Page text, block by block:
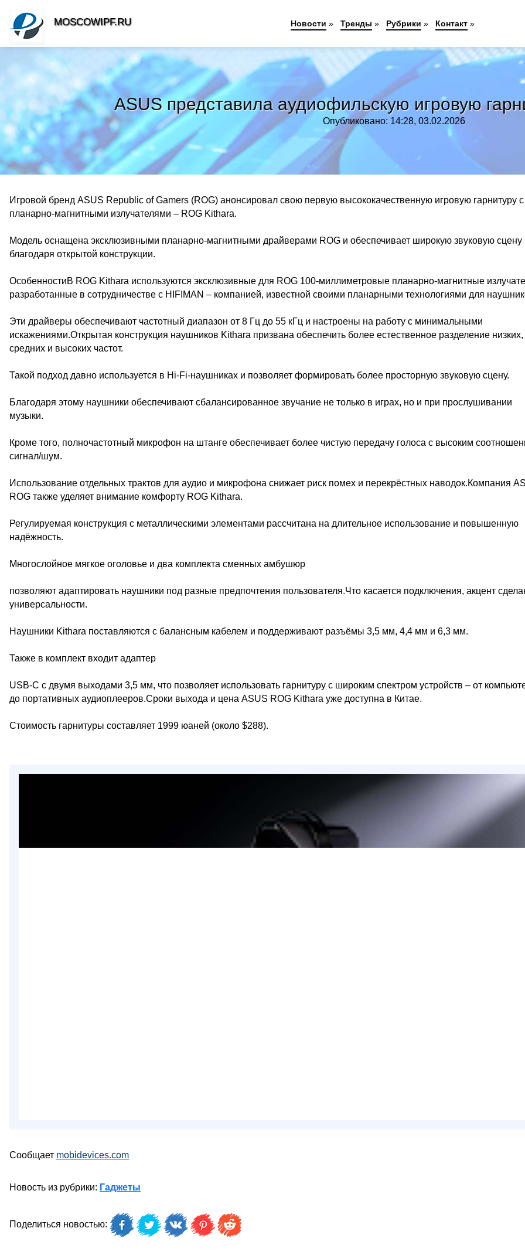
ASUS представила аудиофильскую игровую
Опубликовано: 14:28, 03.02.2026
Игровой бренд ASUS Republic of Gamers (ROG) анонсировал свою первую высококачественную игровую гарнитуру с
планарно-магнитными излучателями – ROG Kithara.
Модель оснащена эксклюзивными планарно-магнитными драйверами ROG и обеспечивает широкую звуковую сцену
благодаря открытой конструкции.
ОсобенностиВ ROG Kithara используются эксклюзивные для ROG 100-миллиметровые планарно-магнитные
разработанные в сотрудничестве с HIFIMAN – компанией, известной своими планарными технологиями для
Эти драйверы обеспечивают частотный диапазон от 8 Гц до 55 кГц и настроены на работу с минимальными
искажениями.Открытая конструкция наушников Kithara призвана обеспечить более естественное разделение низких,
средних и высоких частот.
Такой подход давно используется в Hi-Fi-наушниках и позволяет формировать более просторную звуковую сцену.
Благодаря этому наушники обеспечивают сбалансированное звучание не только в играх, но и при прослушивании
музыки.
Кроме того, полночастотный микрофон на штанге обеспечивает более чистую передачу голоса с высоким
сигнал/шум.
Использование отдельных трактов для аудио и микрофона снижает риск помех и перекрёстных наводок.Компания
ROG также уделяет внимание комфорту ROG Kithara.
Регулируемая конструкция с металлическими элементами рассчитана на длительное использование и повышенную
надёжность.
Многослойное мягкое оголовье и два комплекта сменных амбушюр
позволяют адаптировать наушники под разные предпочтения пользователя.Что касается подключения, акцент
универсальности.
Наушники Kithara поставляются с балансным кабелем и поддерживают разъёмы 3,5 мм, 4,4 мм и 6,3 мм.
Также в комплект входит адаптер
USB-C с двумя выходами 3,5 мм, что позволяет использовать гарнитуру с широким спектром устройств – от
до портативных аудиоплееров.Сроки выхода и цена ASUS ROG Kithara уже доступна в Китае.
Стоимость гарнитуры составляет 1999 юаней (около $288).
Сообщает mobidevices.com
Новость из рубрики: Гаджеты
Поделиться новостью:
MOSCOWIPF.RU Новости » Тренды » Рубрики » Контакт »